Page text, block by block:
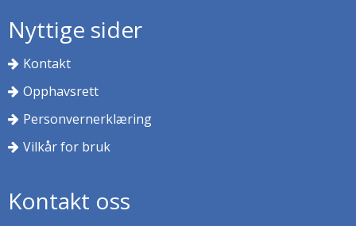
Nyttige sider
Kontakt
Opphavsrett
Personvernerklæring
Vilkår for bruk
Kontakt oss